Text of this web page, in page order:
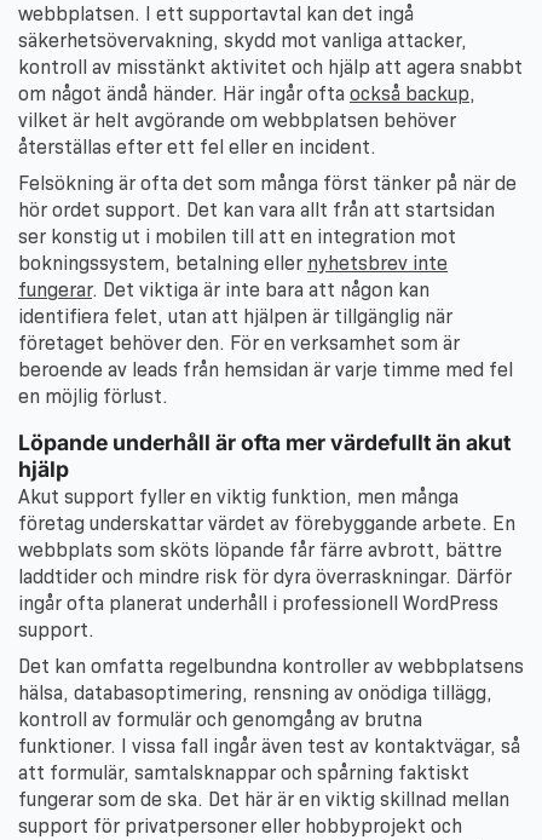
webbplatsen. I ett supportavtal kan det ingå
säkerhetsövervakning, skydd mot vanliga attacker,
kontroll av misstänkt aktivitet och hjälp att agera snabbt
om något ändå händer. Här ingår ofta också backup,
vilket är helt avgörande om webbplatsen behöver
återställas efter ett fel eller en incident.
Felsökning är ofta det som många först tänker på när de
hör ordet support. Det kan vara allt från att startsidan
ser konstig ut i mobilen till att en integration mot
bokningssystem, betalning eller nyhetsbrev inte
fungerar. Det viktiga är inte bara att någon kan
identifiera felet, utan att hjälpen är tillgänglig när
företaget behöver den. För en verksamhet som är
beroende av leads från hemsidan är varje timme med fel
en möjlig förlust.
Löpande underhåll är ofta mer värdefullt än akut
hjälp
Akut support fyller en viktig funktion, men många
företag underskattar värdet av förebyggande arbete. En
webbplats som sköts löpande får färre avbrott, bättre
laddtider och mindre risk för dyra överraskningar. Därför
ingår ofta planerat underhåll i professionell WordPress
support.
Det kan omfatta regelbundna kontroller av webbplatsens
hälsa, databasoptimering, rensning av onödiga tillägg,
kontroll av formulär och genomgång av brutna
funktioner. I vissa fall ingår även test av kontaktvägar, så
att formulär, samtalsknappar och spårning faktiskt
fungerar som de ska. Det här är en viktig skillnad mellan
support för privatpersoner eller hobbyprojekt och